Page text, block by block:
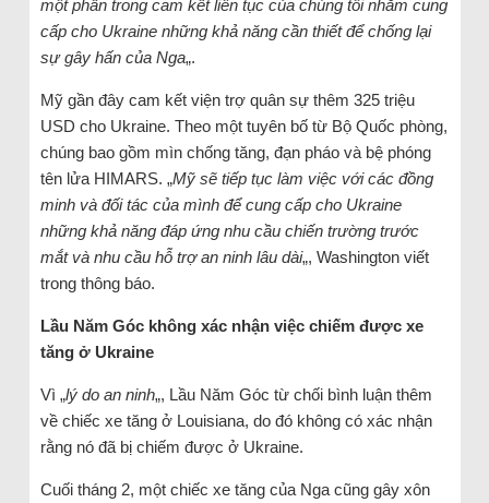
một phần trong cam kết liên tục của chúng tôi nhằm cung
cấp cho Ukraine những khả năng cần thiết để chống lại
sự gây hấn của Nga„.
Mỹ gần đây cam kết viện trợ quân sự thêm 325 triệu
USD cho Ukraine. Theo một tuyên bố từ Bộ Quốc phòng,
chúng bao gồm mìn chống tăng, đạn pháo và bệ phóng
tên lửa HIMARS. „Mỹ sẽ tiếp tục làm việc với các đồng
minh và đối tác của mình để cung cấp cho Ukraine
những khả năng đáp ứng nhu cầu chiến trường trước
mắt và nhu cầu hỗ trợ an ninh lâu dài„, Washington viết
trong thông báo.
Lầu Năm Góc không xác nhận việc chiếm đượcxe
tăng ở Ukraine
Vì „lý do an ninh„, Lầu Năm Góc từ chối bình luận thêm
về chiếc xe tăng ở Louisiana, do đó không có xác nhận
rằng nó đã bị chiếm được ở Ukraine.
Cuối tháng 2, một chiếc xe tăng của Nga cũng gây xôn